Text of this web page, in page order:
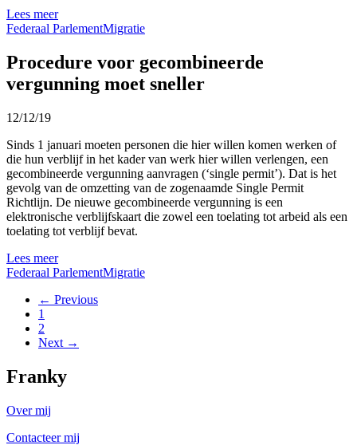
Lees meer
Federaal ParlementMigratie
Procedure voor gecombineerde
vergunning moet sneller
12/12/19
Sinds 1 januari moeten personen die hier willen komen werken of
die hun verblijf in het kader van werk hier willen verlengen, een
gecombineerde vergunning aanvragen (‘single permit’). Dat is het
gevolg van de omzetting van de zogenaamde Single Permit
Richtlijn. De nieuwe gecombineerde vergunning is een
elektronische verblijfskaart die zowel een toelating tot arbeid als een
toelating tot verblijf bevat.
Lees meer
Federaal ParlementMigratie
← Previous
1
2
Next →
Franky
Over mij
Contacteer mij